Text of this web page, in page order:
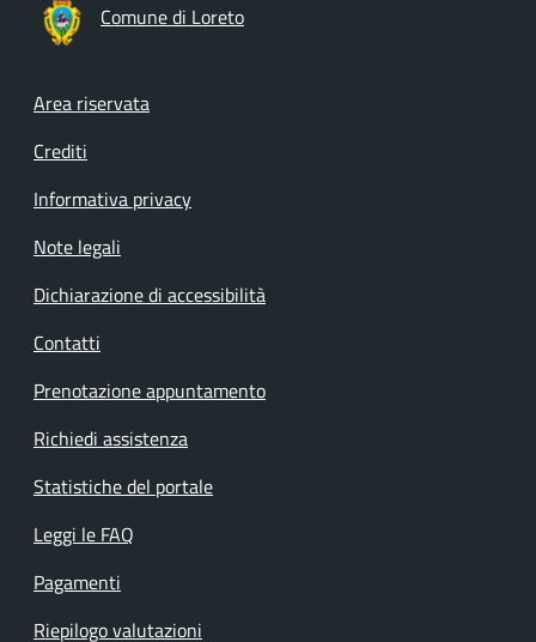
Comune di Loreto
Footer menu
Area riservata
Crediti
Informativa privacy
Note legali
Dichiarazione di accessibilità
Contatti
Prenotazione appuntamento
Richiedi assistenza
Statistiche del portale
Leggi le FAQ
Pagamenti
Riepilogo valutazioni